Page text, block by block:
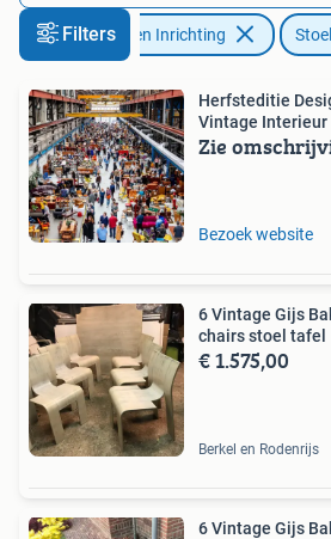
FiltersHuis en Inrichting
Herfsteditie
Vintage Interieur
Zie
Bezoek website
6 Vintage Gijs
chairs stoel tafel
€ 1.575,00
Berkel en Rodenrijs
6 Vintage Gijs